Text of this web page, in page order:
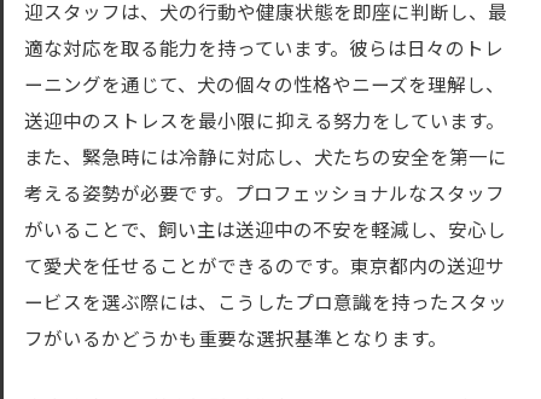
ト
口コミと評判から見るサービスの質
信頼できる送迎スタッフの見つけ方
中型犬に適した送迎プランの選定方法
送迎時のトラブルを未然に防ぐポイント
地域別に見るおすすめの送迎サービス
大型犬送迎の安心と快適を提供する東京都のド
ッグホテルの選び方
大型犬に特化した送迎サービスの魅力
迎スタッフは、犬の行動や健康状態を即座に判断し、最
適な対応を取る能力を持っています。彼らは日々のトレ
ーニングを通じて、犬の個々の性格やニーズを理解し、
送迎中のストレスを最小限に抑える努力をしています。
また、緊急時には冷静に対応し、犬たちの安全を第一に
考える姿勢が必要です。プロフェッショナルなスタッフ
がいることで、飼い主は送迎中の不安を軽減し、安心し
て愛犬を任せることができるのです。東京都内の送迎サ
ービスを選ぶ際には、こうしたプロ意識を持ったスタッ
フがいるかどうかも重要な選択基準となります。